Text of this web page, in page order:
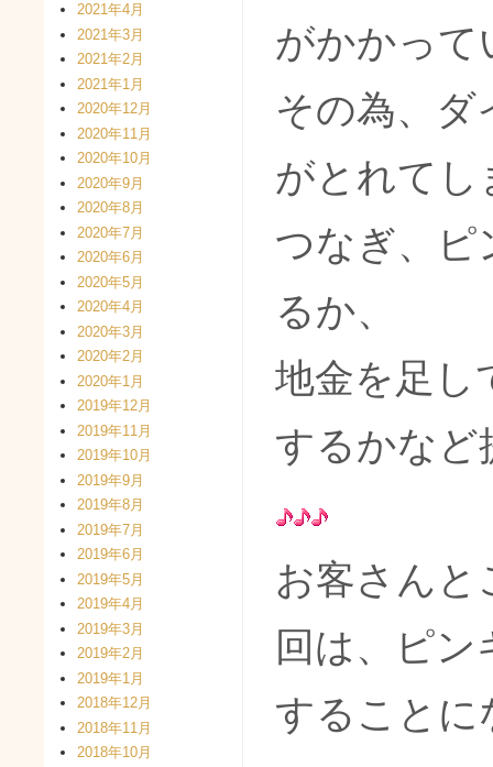
がかかって
その為、ダ
がとれてし
つなぎ、ピ
るか、
地金を足し
するかなど
お客さんと
回は、ピン
することに
2021年4月
2021年3月
2021年2月
2021年1月
2020年12月
2020年11月
2020年10月
2020年9月
2020年8月
2020年7月
2020年6月
2020年5月
2020年4月
2020年3月
2020年2月
2020年1月
2019年12月
2019年11月
2019年10月
2019年9月
2019年8月
2019年7月
2019年6月
2019年5月
2019年4月
2019年3月
2019年2月
2019年1月
2018年12月
2018年11月
2018年10月